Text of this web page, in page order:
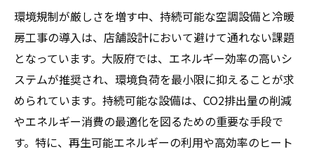
環境規制が厳しさを増す中、持続可能な空調設備と冷暖
房工事の導入は、店舗設計において避けて通れない課題
となっています。大阪府では、エネルギー効率の高いシ
ステムが推奨され、環境負荷を最小限に抑えることが求
められています。持続可能な設備は、CO2排出量の削減
やエネルギー消費の最適化を図るための重要な手段で
す。特に、再生可能エネルギーの利用や高効率のヒート